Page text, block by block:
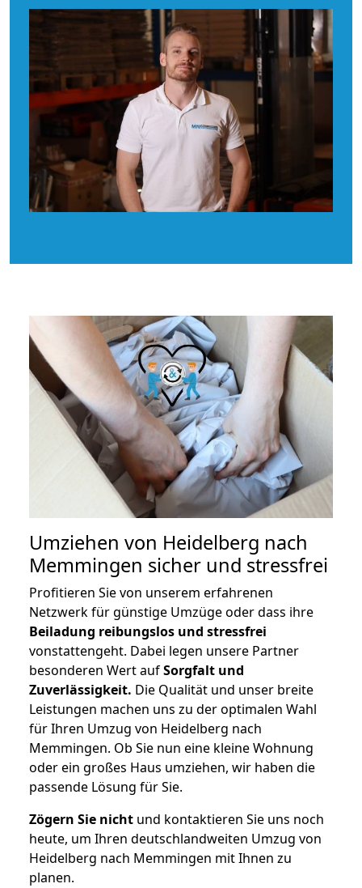
Umziehen von Heidelberg nach
Memmingen sicher und stressfrei
Profitieren Sie von unserem erfahrenen
Netzwerk für günstige Umzüge oder dass ihre
Beiladung reibungslos und stressfrei
vonstattengeht. Dabei legen unsere Partner
besonderen Wert aufSorgfalt und
Zuverlässigkeit. Die Qualität und unser breite
Leistungen machen uns zu der optimalen Wahl
für Ihren Umzug von Heidelberg nach
Memmingen. Ob Sie nun eine kleine Wohnung
oder ein großes Haus umziehen, wir haben die
passende Lösung für Sie.
Zögern Sie nicht und kontaktieren Sie uns noch
heute, um Ihren deutschlandweiten Umzug von
Heidelberg nach Memmingen mit Ihnen zu
planen.